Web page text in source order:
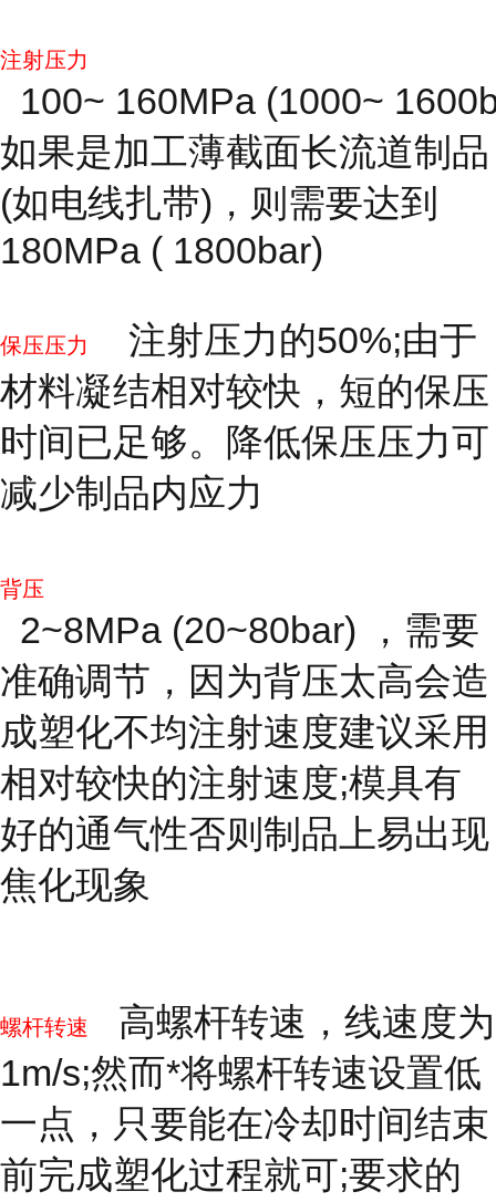
注射压力
100~ 160MPa (1000~
如果是加工薄截面长流道制品
(如电线扎带)，则需要达到
180MPa ( 1800bar)
保压压力
注射压力的50%;由于
材料凝结相对较快，短的保压
时间已足够。降低保压压力可
减少制品内应力
背压
2~8MPa (20~80bar) ，需要
准确调节，因为背压太高会造
成塑化不均注射速度建议采用
相对较快的注射速度;模具有
好的通气性否则制品上易出现
焦化现象
螺杆转速
高螺杆转速，线速度为
1m/s;然而*将螺杆转速设置低
一点，只要能在冷却时间结束
前完成塑化过程就可;要求的